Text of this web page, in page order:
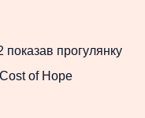
прогулянку
of Hope